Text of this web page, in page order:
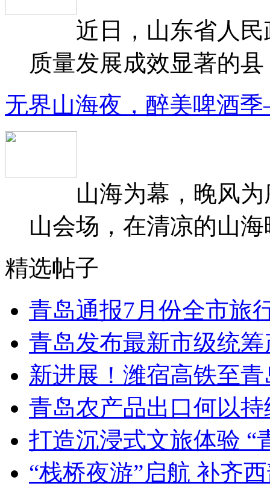
近日，山东省人民
质量发展成效显著的
无界山海夜，醉美啤酒
山海为幕，晚风为
山会场，在清凉的山
精选帖子
青岛通报7月份全市旅
青岛发布最新市级统
新进展！潍宿高铁至
青岛农产品出口何以持
打造沉浸式文旅体验 “
“栈桥夜游”启航 补齐